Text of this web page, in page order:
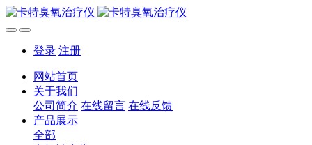
登录 注册
网站首页
关于我们
公司简介 在线留言 在线反馈
产品展示
全部